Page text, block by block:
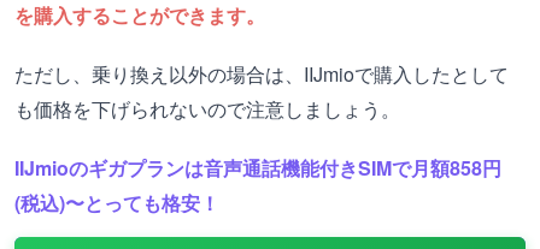
を購入することができます。
ただし、乗り換え以外の場合は、IIJmioで購入したとして
も価格を下げられないので注意しましょう。
IIJmioのギガプランは音声通話機能付きSIMで月額858円
(税込)〜とっても格安！